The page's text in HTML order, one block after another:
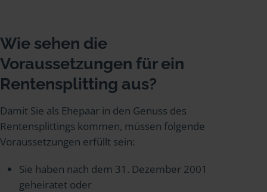
Wie sehen die
Voraussetzungen für ein
Rentensplitting aus?
Damit Sie als Ehepaar in den Genuss des
Rentensplittings kommen, müssen folgende
Voraussetzungen erfüllt sein:
Sie haben nach dem 31. Dezember 2001
geheiratet oder